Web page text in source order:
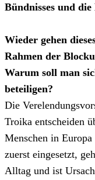
Bündnisses und
Wieder gehen
Rahmen der
Warum soll man
beteiligen?
Die
Troika entscheiden
Menschen in
zuerst eingesetzt,
Alltag und ist